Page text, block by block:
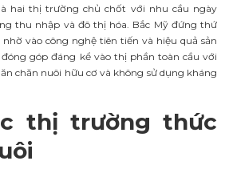
hai thị trường chủ chốt với nhu cầu ngày
thu nhập và đô thị hóa. Bắc Mỹ đứng thứ
vào công nghệ tiên tiến và hiệu quả sản
góp đáng kể vào thị phần toàn cầu với
chăn nuôi hữu cơ và không sử dụng kháng
thị trường thức